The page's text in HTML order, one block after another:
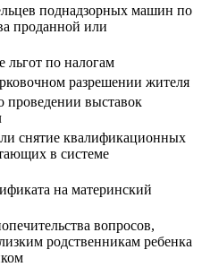
поднадзорных машин по
проданной или
льгот по налогам
разрешении жителя
проведении выставок
снятие квалификационных
в системе
на материнский
вопросов,
родственникам ребенка